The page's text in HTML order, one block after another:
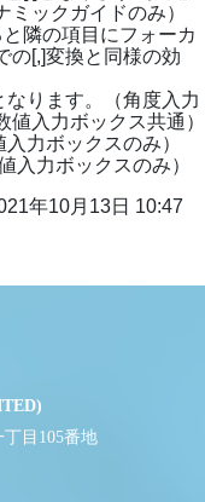
ックガイドのみ）
隣の項目にフォーカ
の[,]変換と同様の効
なります。（角度入力
入力ボックス共通）
力ボックスのみ）
入力ボックスのみ）
年10月13日 10:47
目105番地